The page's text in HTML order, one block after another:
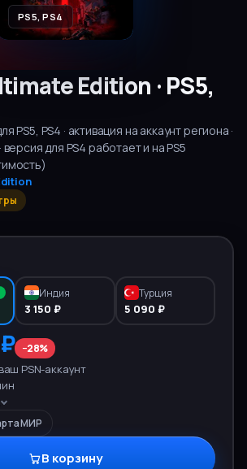
PS5, PS4
Edition · PS5,
PS5, PS4 · активация на аккаунт региона ·
· версия для PS4 работает и на PS5
Индия
3 150 ₽
Турция
5 090 ₽
−28%
PSN-аккаунт
МИР
В корзину